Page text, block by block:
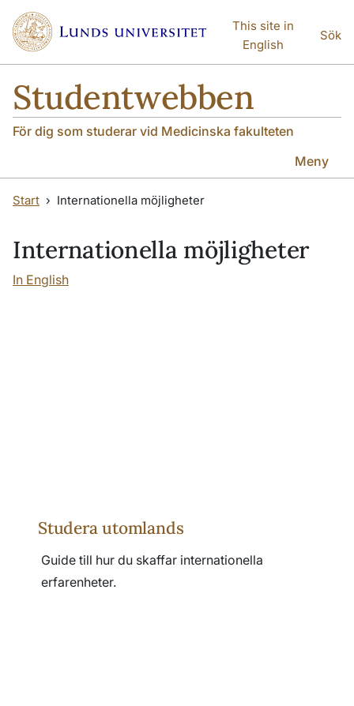
Hoppa till huvudinnehåll
Hoppa till huvudinnehåll
This site in
English
Sök
Studentwebben
För dig som studerar vid Medicinska fakulteten
Meny
Start Internationella möjligheter
Internationella möjligheter
In English
Studera utomlands
Guide till hur du skaffar internationella
erfarenheter.